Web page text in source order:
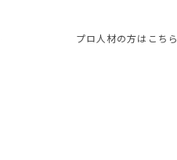
プロ人材の方はこちら